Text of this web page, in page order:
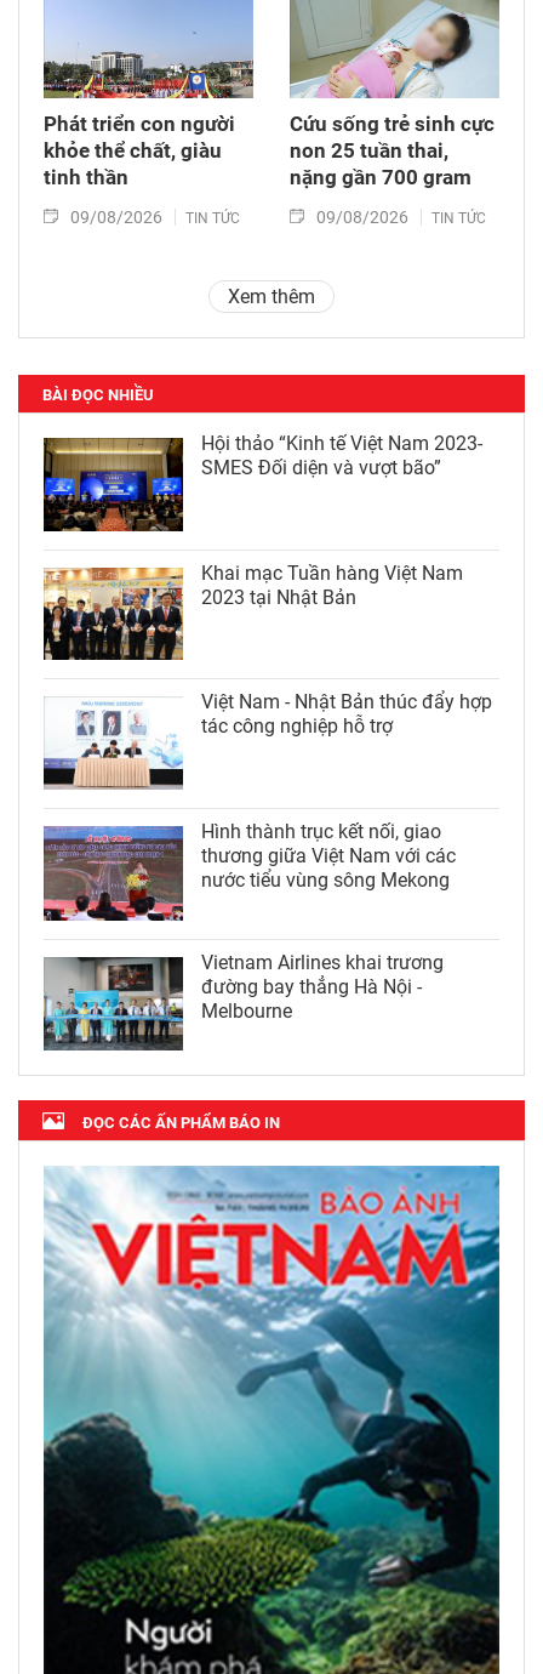
Phát triển con người
khỏe thể chất, giàu
tinh thần
09/08/2026 TIN TỨC
Cứu sống trẻ sinh cực
non 25 tuần thai,
nặng gần 700 gram
09/08/2026 TIN TỨC
Xem thêm
BÀI ĐỌC NHIỀU
Hội thảo “Kinh tế Việt Nam 2023-
SMES Đối diện và vượt bão”
Khai mạc Tuần hàng Việt Nam
2023 tại Nhật Bản
Việt Nam - Nhật Bản thúc đẩy hợp
tác công nghiệp hỗ trợ
Hình thành trục kết nối, giao
thương giữa Việt Nam với các
nước tiểu vùng sông Mekong
Vietnam Airlines khai trương
đường bay thẳng Hà Nội -
Melbourne
ĐỌC CÁC ẤN PHẨM BÁO IN